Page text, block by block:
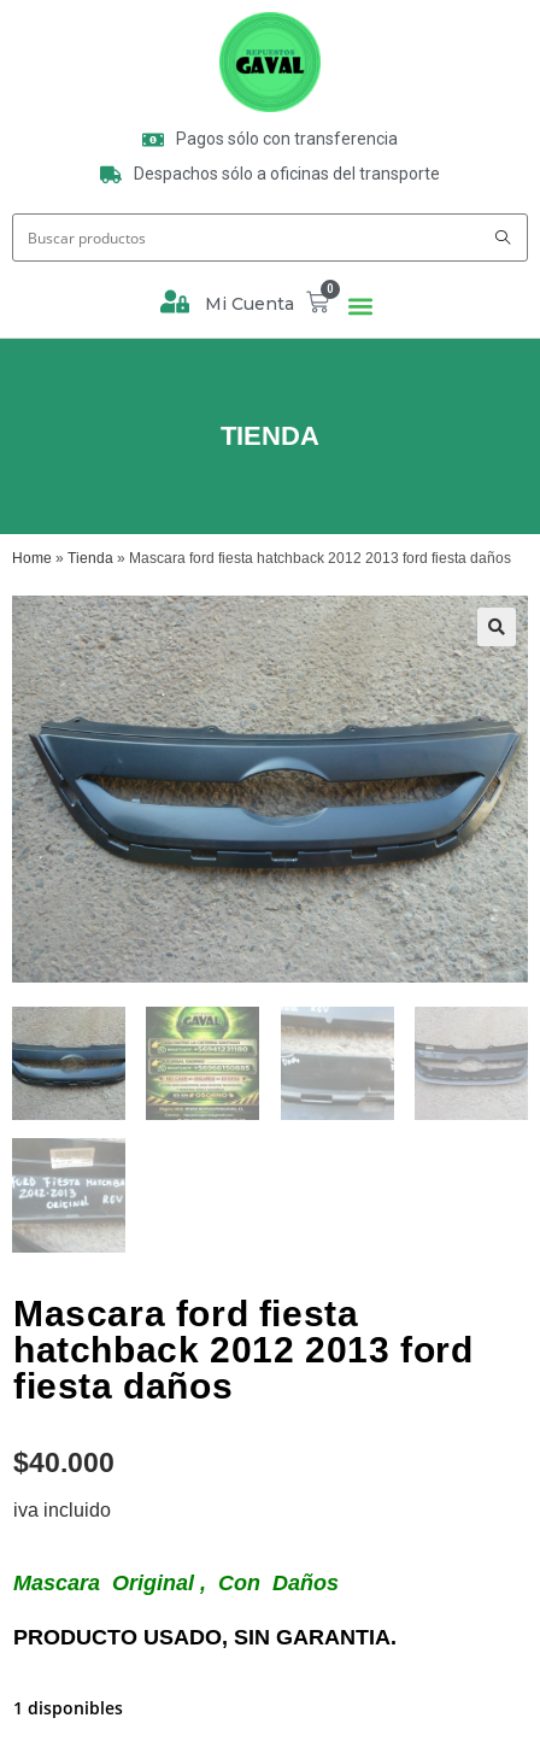
Pagos sólo con transferencia
Despachos sólo a oficinas del transporte
Mi Cuenta
0
TIENDA
Home » Tienda » Mascara ford fiesta hatchback 2012 2013 ford fiesta daños
Mascara ford fiesta
hatchback 2012 2013 ford
fiesta daños
$40.000
iva incluido
Mascara Original , Con Daños
PRODUCTO USADO, SIN GARANTIA.
1 disponibles